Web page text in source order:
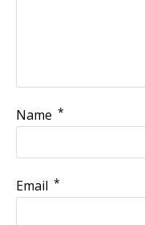
Name *
Email *